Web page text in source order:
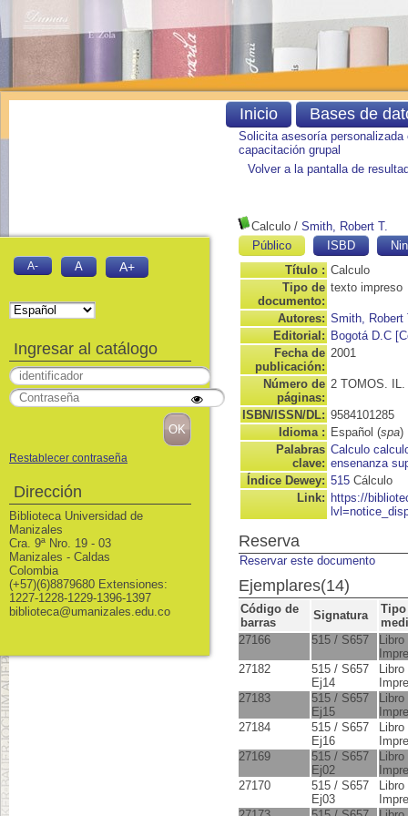
Solicita asesoría personalizada
capacitación grupal
Volver a la pantalla de
Calculo / Smith, Robert T.
Público
ISBD
Título : Calculo
Tipo de
documento:
texto impreso
Autores: Smith, Robert
Editorial: Bogotá D.C
Fecha de
publicación:
2001
Número de
páginas:
2 TOMOS. IL.
ISBN/ISSN/DL: 9584101285
Idioma : Español (spa)
Palabras
clave:
Calculo
ensenanza
Índice Dewey: 515 Cálculo
Link: https://
Reserva
Reservar este documento
Ejemplares(14)
Código de
barras
Signatura
Tipo
27166
515 / S657
Libro
27182
515 / S657
Ej14
Libro
27183
515 / S657
Ej15
Libro
27184
515 / S657
Ej16
Libro
27169
515 / S657
Ej02
Libro
27170
515 / S657
Ej03
Libro
Inicio Bases de
A- A A+
Ingresar al catálogo
Restablecer contraseña
Dirección
Biblioteca Universidad de
Manizales
Cra. 9ª Nro. 19 - 03
Manizales - Caldas
Colombia
(+57)(6)8879680 Extensiones:
1227-1228-1229-1396-1397
biblioteca@umanizales.edu.co